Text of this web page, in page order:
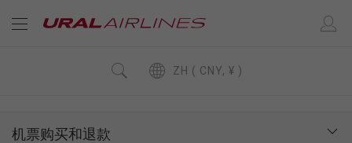
ZH ( CNY, ¥ )
机票购买和退款